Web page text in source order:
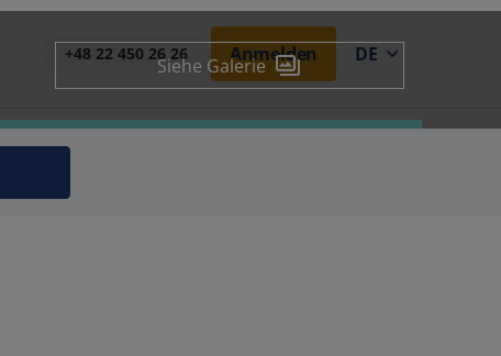
+48 22 450 26 26 Anmelden DE
Siehe Galerie